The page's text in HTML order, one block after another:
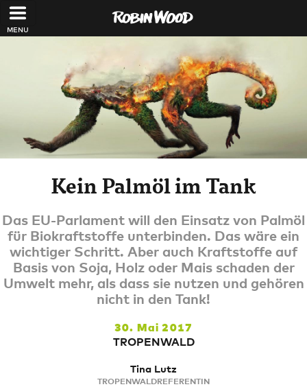
Direkt zum Inhalt
Kein Palmöl im Tank
Das EU-Parlament will den Einsatz von Palmöl
für Biokraftstoffe unterbinden. Das wäre ein
wichtiger Schritt. Aber auch Kraftstoffe auf
Basis von Soja, Holz oder Mais schaden der
Umwelt mehr, als dass sie nutzen und gehören
nicht in den Tank!
30. Mai 2017
TROPENWALD
Tina Lutz
TROPENWALDREFERENTIN